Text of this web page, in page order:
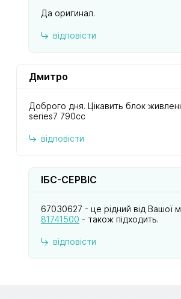
Да оригинал.
відповісти
Дмитро
Доброго дня. Цікавить блок
series7 790cc
відповісти
ІБС-СЕРВІС
67030627 - це рідний від Вашої
81741500 - також підходить.
відповісти